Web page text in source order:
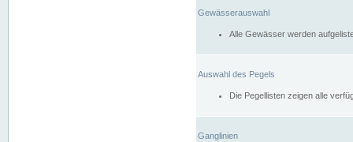
Gewässerauswahl
Alle Gewässer werden
Auswahl des Pegels
Die Pegellisten zeigen alle
Ganglinien